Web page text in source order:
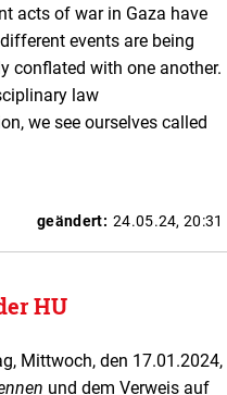
acts of war in Gaza have
events are being
conflated with one another.
law
we see ourselves called
geändert: 24.05.24, 20:31
HU
Mittwoch, den 17.01.2024,
und dem Verweis auf